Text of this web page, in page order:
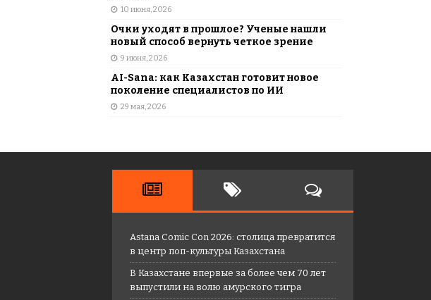
10 июня, 2026
Очки уходят в прошлое? Ученые нашли
новый способ вернуть четкое зрение
9 июня, 2026
AI-Sana: как Казахстан готовит новое
поколение специалистов по ИИ
29 мая, 2026
Astana Comic Con 2026: столица превратится
в центр поп-культуры Казахстана
В Казахстане впервые за более чем 70 лет
выпустили на волю амурского тигра